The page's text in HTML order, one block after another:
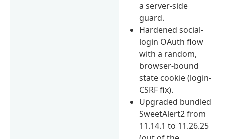
a server-side
guard.
Hardened social-
login OAuth flow
with a random,
browser-bound
state cookie (login-
CSRF fix).
Upgraded bundled
SweetAlert2 from
11.14.1 to 11.26.25